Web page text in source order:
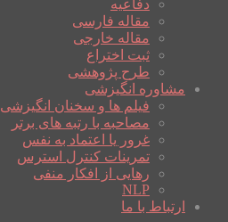
دفاعیه
مقاله فارسی
مقاله خارجی
ثبت اختراع
طرح پژوهشی
مشاوره انگیزشی
فیلم ها و سخنان انگیزشی
مصاحبه با رتبه های برتر
غرور یا اعتماد به نفس
تمرینات کنترل استرس
رهایی از افکار منفی
NLP
ارتباط با ما